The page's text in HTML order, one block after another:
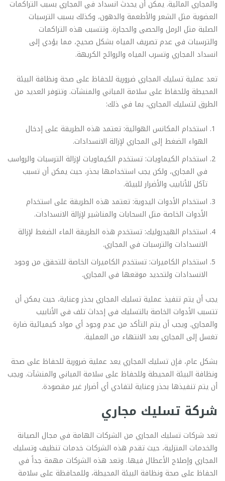
والمجاري المائية. يمكن أن يحدث انسداد في المجاري بسبب التراكمات
العضوية مثل الشعر والأطعمة والدهون، وكذلك بسبب الترسبات
الصلبة مثل الرمل والحصى والحجارة. وتتسبب هذه التراكمات
والترسبات في عدم تصريف المياه بشكل صحيح، مما يؤدي إلى
انسداد المجاري وتسرب المياه والروائح الكريهة.
تعد عملية تسليك المجاري ضرورية للحفاظ على صحة ونظافة البيئة
المحيطة وللحفاظ على سلامة المباني والمنشآت. وتتوفر العديد من
الطرق لتسليك المجاري، بما في ذلك:
استخدام المكانس الهوائية: تعتمد هذه الطريقة على إدخال
الهواء الضغط إلى المجاري لإزالة الانسدادات.
استخدام الكيماويات: تستخدم الكيماويات لإزالة الترسبات والرواسب
في المجاري، ولكن يجب استخدامها بحذر، حيث يمكن أن تسبب
تآكل للأنابيب والأضرار للبيئة.
استخدام الأدوات اليدوية: تعتمد هذه الطريقة على استخدام
الأدوات الخاصة مثل السحابات والمناشير لإزالة الانسدادات.
استخدام الهيدروليك: تستخدم هذه الطريقة الماء الضغط لإزالة
الانسدادات والترسبات في المجاري.
استخدام الكاميرات: تستخدم الكاميرات الخاصة للتحقق من وجود
الانسدادات ولتحديد موقعها في المجاري.
يجب أن يتم تنفيذ عملية تسليك المجاري بحذر وعناية، حيث يمكن أن
تتسبب الأدوات الخاصة بالتسليك في إحداث تلف في الأنابيب
والمجاري. ويجب أن يتم التأكد من عدم وجود أي مواد كيميائية ضارة
تغسل إلى المجاري بعد الانتهاء من العملية.
بشكل عام، فإن تسليك المجاري يعد عملية ضرورية للحفاظ على صحة
ونظافة البيئة المحيطة وللحفاظ على سلامة المباني والمنشآت. ويجب
أن يتم تنفيذها بحذر وعناية لتفادي أي أضرار غير مقصودة.
شركة تسليك مجاري
تعد شركات تسليك المجاري من الشركات الهامة في مجال الصيانة
والخدمات المنزلية، حيث تقدم هذه الشركات خدمات تنظيف وتسليك
المجاري وإصلاح الأعطال فيها. وتعد هذه الشركات مهمة جداً في
الحفاظ على صحة ونظافة البيئة المحيطة، وللمحافظة على سلامة